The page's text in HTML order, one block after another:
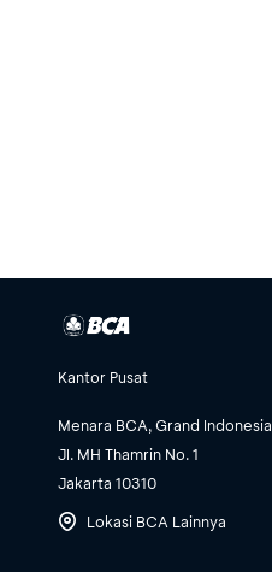
Kantor Pusat
Menara BCA, Grand Indonesia
Jl. MH Thamrin No. 1
Jakarta 10310
Lokasi BCA Lainnya